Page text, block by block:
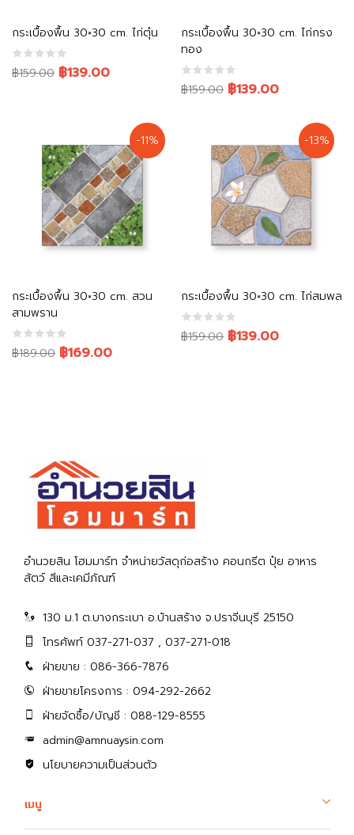
กระเบื้องพื้น 30×30 cm. ไก่ตุ๋น
฿159.00
Original ฿139.00
Current
หยิบใส่ตะกร้า
กระเบื้องพื้น 30×30 cm. ไก่กรง
ทอง
฿159.00
Original
฿159.00.
฿139.00
Current
฿139.00.
หยิบใส่ตะกร้า
-11%
กระเบื้องพื้น 30×30 cm. สวน
สามพราน
฿189.00
Original ฿169.00
Current
หยิบใส่ตะกร้า
-13%
กระเบื้องพื้น 30×30 cm. ไก่สมพล
฿159.00
Original ฿139.00
Current
หยิบใส่ตะกร้า
อำนวยสิน โฮมมาร์ท จำหน่ายวัสดุก่อสร้าง คอนกรีต ปุ๋ย อาหาร
สัตว์ สีและเคมีภัณฑ์
130 ม.1 ต.บางกระเบา อ.บ้านสร้าง จ.ปราจีนบุรี 25150
โทรศัพท์ 037-271-037 , 037-271-018
ฝ่ายขาย : 086-366-7876
ฝ่ายขายโครงการ : 094-292-2662
ฝ่ายจัดซื้อ/บัญชี : 088-129-8555
admin@amnuaysin.com
นโยบายความเป็นส่วนตัว
เมนู